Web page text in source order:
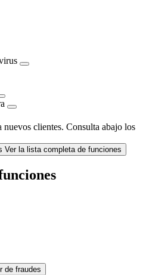
clientes. Consulta abajo los
Ver la lista completa de funciones
de fraudes